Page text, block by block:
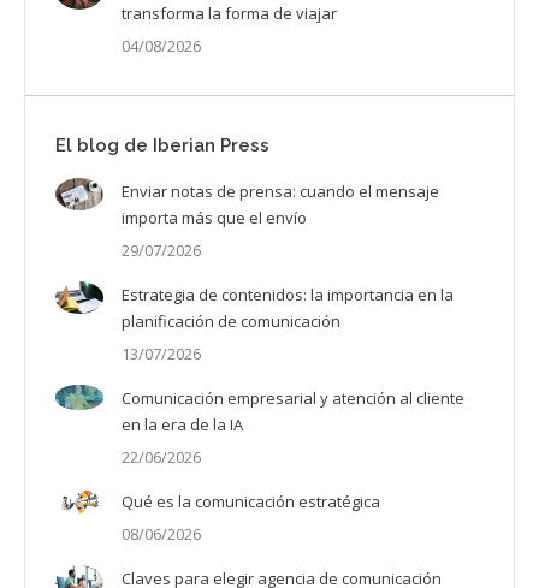
transforma la forma de viajar
04/08/2026
El blog de Iberian Press
Enviar notas de prensa: cuando el mensaje
importa más que el envío
29/07/2026
Estrategia de contenidos: la importancia en la
planificación de comunicación
13/07/2026
Comunicación empresarial y atención al cliente
en la era de la IA
22/06/2026
Qué es la comunicación estratégica
08/06/2026
Claves para elegir agencia de comunicación